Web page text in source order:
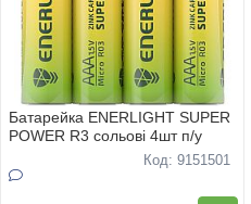
Батарейка ENERLIGHT SUPER
POWER R3 сольовi 4шт п/у
Код: 9151501